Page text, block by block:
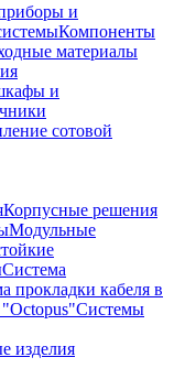
и
Компоненты
материалы
и
сотовой
Корпусные решения
Модульные
Система
прокладки кабеля в
Системы
изделия